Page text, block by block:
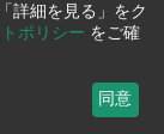
詳細を見る」をク
ポリシー をご確
同意